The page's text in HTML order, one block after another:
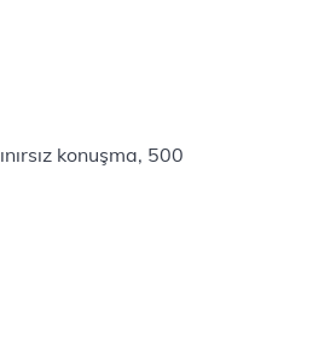
konuşma, 500